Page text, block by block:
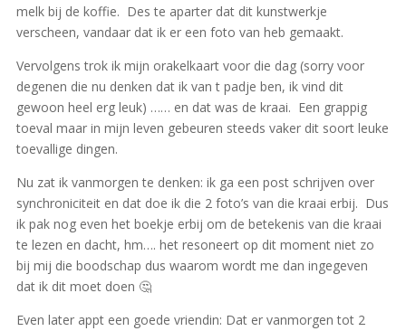
melk bij de koffie. Des te aparter dat dit kunstwerkje
verscheen, vandaar dat ik er een foto van heb gemaakt.
Vervolgens trok ik mijn orakelkaart voor die dag (sorry voor
degenen die nu denken dat ik van t padje ben, ik vind dit
gewoon heel erg leuk) …… en dat was de kraai. Een grappig
toeval maar in mijn leven gebeuren steeds vaker dit soort leuke
toevallige dingen.
Nu zat ik vanmorgen te denken: ik ga een post schrijven over
synchroniciteit en dat doe ik die 2 foto’s van die kraai erbij. Dus
ik pak nog even het boekje erbij om de betekenis van die kraai
te lezen en dacht, hm…. het resoneert op dit moment niet zo
bij mij die boodschap dus waarom wordt me dan ingegeven
dat ik dit moet doen 🤔
Even later appt een goede vriendin: Dat er vanmorgen tot 2